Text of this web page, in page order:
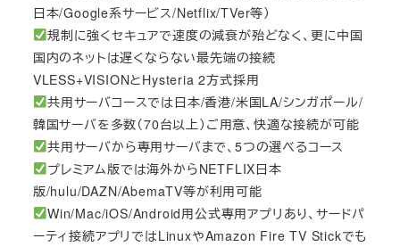
日本/Google系サービス/Netflix/TVer等）
規制に強くセキュアで速度の減衰が殆どなく、更に中国
国内のネットは遅くならない最先端の接続
VLESS+VISIONとHysteria 2方式採用
共用サーバコースでは日本/香港/米国LA/シンガポール/
韓国サーバを多数（70台以上）ご用意、快適な接続が可能
共用サーバから専用サーバまで、5つの選べるコース
プレミアム版では海外からNETFLIX日本
版/hulu/DAZN/AbemaTV等が利用可能
Win/Mac/iOS/Android用公式専用アプリあり、サードパ
ーティ接続アプリではLinuxやAmazon Fire TV Stickでも